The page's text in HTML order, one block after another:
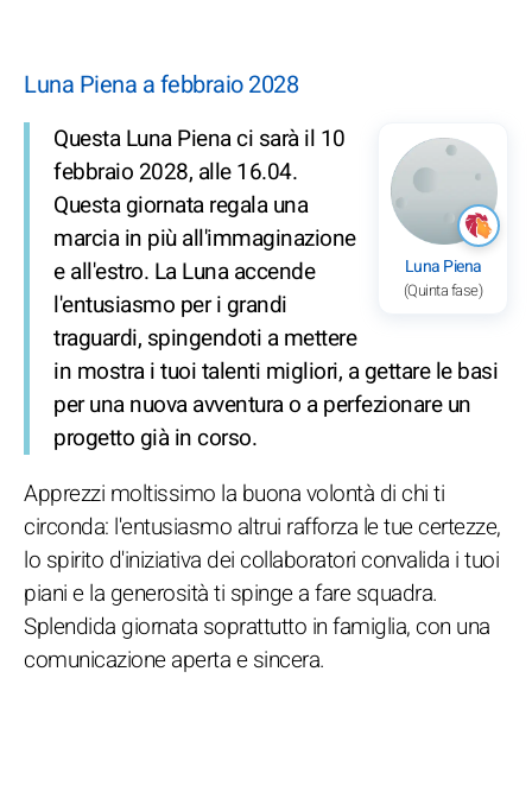
Luna Piena a febbraio 2028
Luna Piena
(Quinta fase)
Questa Luna Piena ci sarà il 10
febbraio 2028, alle 16.04.
Questa giornata regala una
marcia in più all'immaginazione
e all'estro. La Luna accende
l'entusiasmo per i grandi
traguardi, spingendoti a mettere
in mostra i tuoi talenti migliori, a gettare le basi
per una nuova avventura o a perfezionare un
progetto già in corso.
Apprezzi moltissimo la buona volontà di chi ti
circonda: l'entusiasmo altrui rafforza le tue certezze,
lo spirito d'iniziativa dei collaboratori convalida i tuoi
piani e la generosità ti spinge a fare squadra.
Splendida giornata soprattutto in famiglia, con una
comunicazione aperta e sincera.